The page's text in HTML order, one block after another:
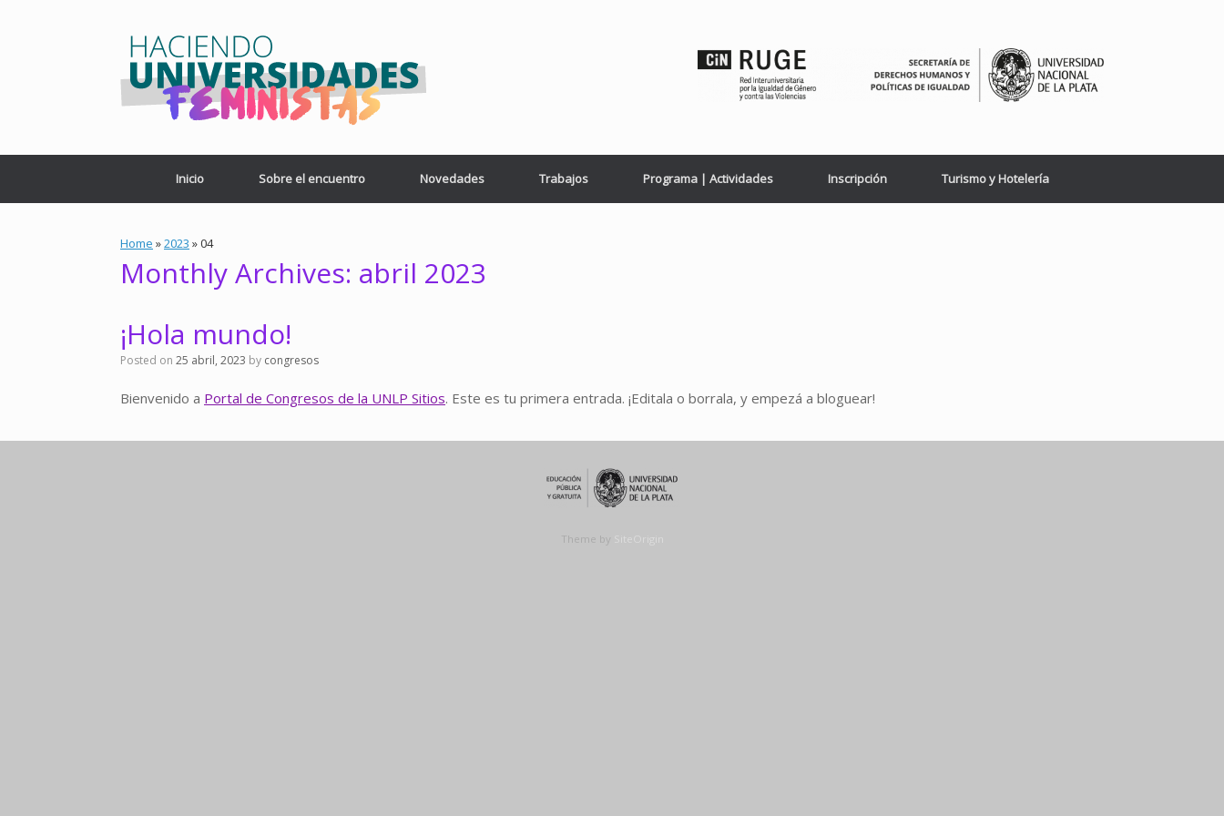
Inicio Sobre el encuentro Novedades Trabajos Programa | Actividades Inscripción Turismo y Hotelería
Home »2023 »04
Monthly Archives: abril 2023
¡Hola mundo!
Posted on 25 abril, 2023 by congresos
Bienvenido a Portal de Congresos de la UNLP Sitios. Este es tu primera entrada. ¡Editala o borrala, y empezá a bloguear!
Theme by